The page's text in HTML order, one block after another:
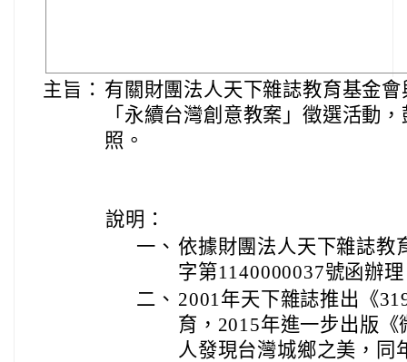
主旨： 有關財團法人天下雜誌教育基金
「永續台灣創意教案」徵選活動
照。
說明：
一、 依據財團法人天下雜誌教
字第1140000037號函辦
二、 2001年天下雜誌推出《
育，2015年進一步出版
人發現台灣城鄉之美，同